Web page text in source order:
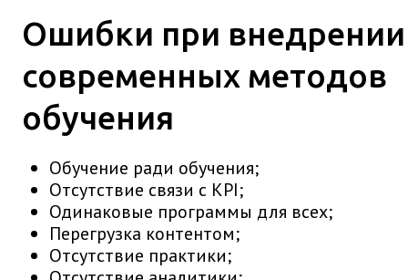
Ошибки при внедрении
современных методов
обучения
Обучение ради обучения;
Отсутствие связи с KPI;
Одинаковые программы для всех;
Перегрузка контентом;
Отсутствие практики;